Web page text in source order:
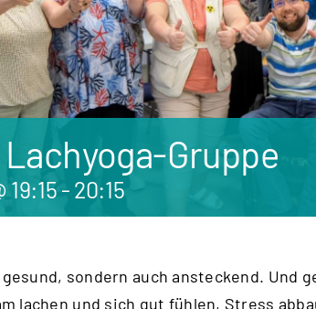
Gruppe
19:15 - 20:15
sondern auch ansteckend. Und
lachen und sich gut fühlen, Stress